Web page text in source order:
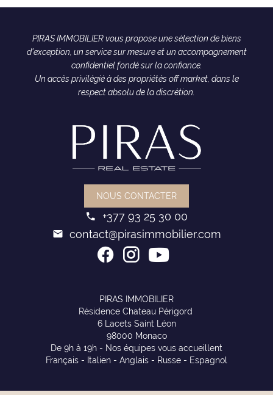
PIRAS IMMOBILIER vous propose une sélection de biens
d'exception, un service sur mesure et un accompagnement
confidentiel fondé sur la confiance.
Un accès privilégié à des propriétés off market, dans le
respect absolu de la discrétion.
NOUS CONTACTER
+377 93 25 30 00
contact@pirasimmobilier.com
PIRAS IMMOBILIER
Résidence Chateau Périgord
6 Lacets Saint Léon
98000 Monaco
De 9h à 19h - Nos équipes vous accueillent
Français - Italien - Anglais - Russe - Espagnol